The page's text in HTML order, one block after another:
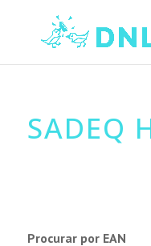
SADEQ
Procurar por EAN